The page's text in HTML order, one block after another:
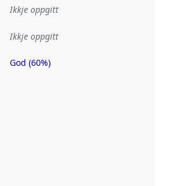
Ikkje oppgitt
Ikkje oppgitt
Metadatakvalitet
God (60%)